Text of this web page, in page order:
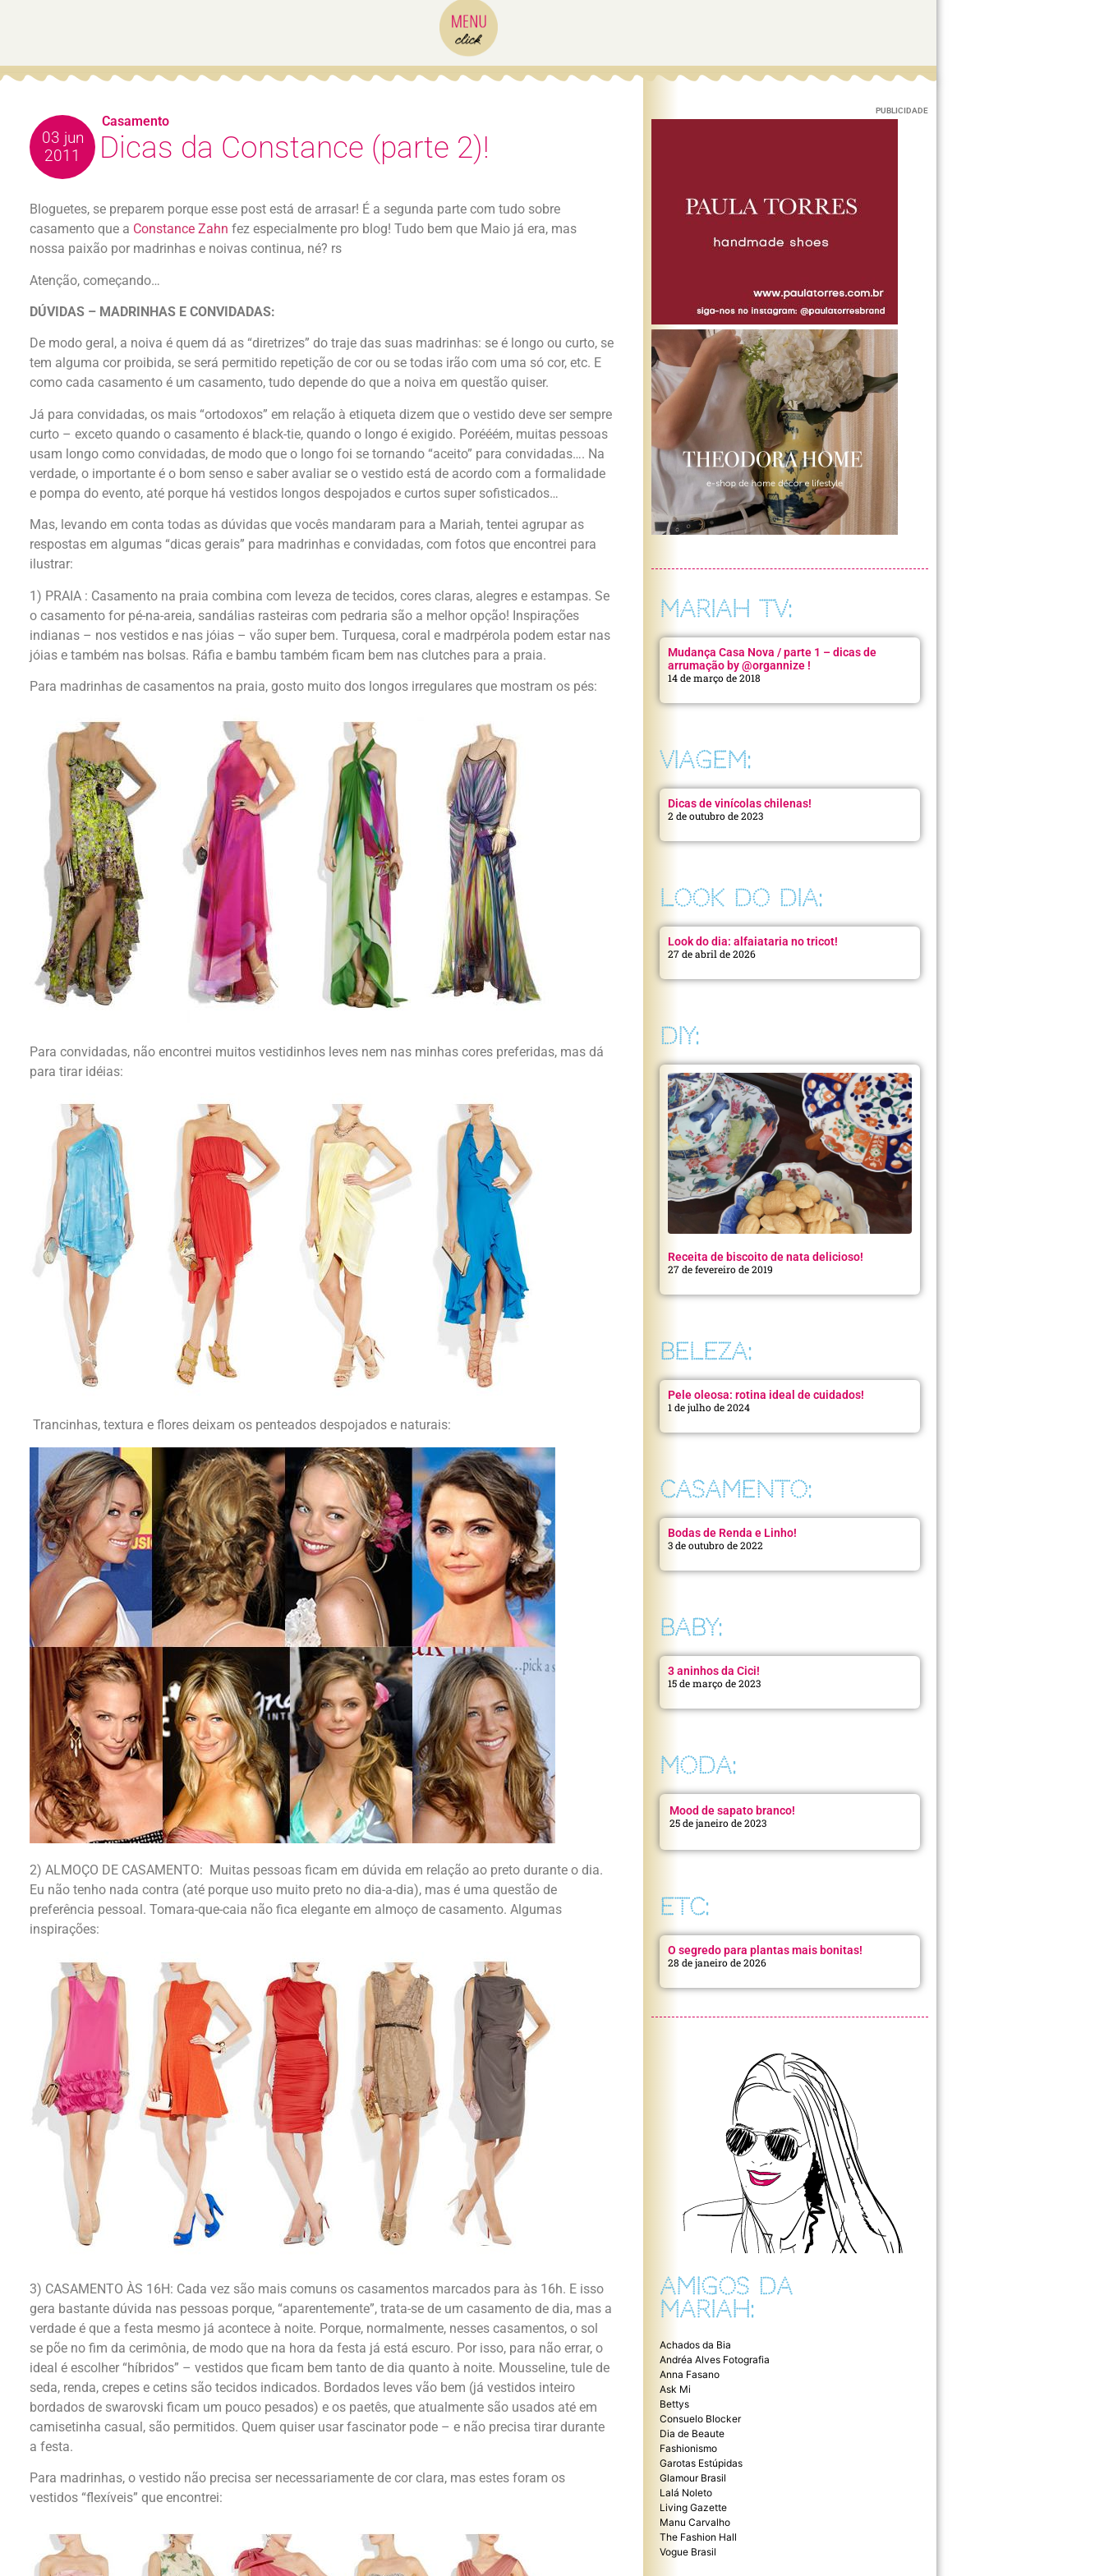
03 jun
2011
Dicas da Constance (parte 2)!
Bloguetes, se preparem porque esse post está de arrasar! É a segunda parte com tudo sobre
casamento que a Constance Zahn fez especialmente pro blog! Tudo bem que Maio já era, mas
nossa paixão por madrinhas e noivas continua, né? rs
Atenção, começando…
DÚVIDAS – MADRINHAS E CONVIDADAS:
De modo geral, a noiva é quem dá as “diretrizes” do traje das suas madrinhas: se é longo ou curto, se
tem alguma cor proibida, se será permitido repetição de cor ou se todas irão com uma só cor, etc. E
como cada casamento é um casamento, tudo depende do que a noiva em questão quiser.
Já para convidadas, os mais “ortodoxos” em relação à etiqueta dizem que o vestido deve ser sempre
curto – exceto quando o casamento é black-tie, quando o longo é exigido. Porééém, muitas pessoas
usam longo como convidadas, de modo que o longo foi se tornando “aceito” para convidadas…. Na
verdade, o importante é o bom senso e saber avaliar se o vestido está de acordo com a formalidade
e pompa do evento, até porque há vestidos longos despojados e curtos super sofisticados…
Mas, levando em conta todas as dúvidas que vocês mandaram para a Mariah, tentei agrupar as
respostas em algumas “dicas gerais” para madrinhas e convidadas, com fotos que encontrei para
ilustrar:
1) PRAIA : Casamento na praia combina com leveza de tecidos, cores claras, alegres e estampas. Se
o casamento for pé-na-areia, sandálias rasteiras com pedraria são a melhor opção! Inspirações
indianas – nos vestidos e nas jóias – vão super bem. Turquesa, coral e madrpérola podem estar nas
jóias e também nas bolsas. Ráfia e bambu também ficam bem nas clutches para a praia.
Para madrinhas de casamentos na praia, gosto muito dos longos irregulares que mostram os pés:
Para convidadas, não encontrei muitos vestidinhos leves nem nas minhas cores preferidas, mas dá
para tirar idéias:
Trancinhas, textura e flores deixam os penteados despojados e naturais:
2) ALMOÇO DE CASAMENTO: Muitas pessoas ficam em dúvida em relação ao preto durante o dia.
Eu não tenho nada contra (até porque uso muito preto no dia-a-dia), mas é uma questão de
preferência pessoal. Tomara-que-caia não fica elegante em almoço de casamento. Algumas
inspirações:
3) CASAMENTO ÀS 16H: Cada vez são mais comuns os casamentos marcados para às 16h. E isso
gera bastante dúvida nas pessoas porque, “aparentemente”, trata-se de um casamento de dia, mas a
verdade é que a festa mesmo já acontece à noite. Porque, normalmente, nesses casamentos, o sol
se põe no fim da cerimônia, de modo que na hora da festa já está escuro. Por isso, para não errar, o
ideal é escolher “híbridos” – vestidos que ficam bem tanto de dia quanto à noite. Mousseline, tule de
seda, renda, crepes e cetins são tecidos indicados. Bordados leves vão bem (já vestidos inteiro
bordados de swarovski ficam um pouco pesados) e os paetês, que atualmente são usados até em
camisetinha casual, são permitidos. Quem quiser usar fascinator pode – e não precisa tirar durante
a festa.
Para madrinhas, o vestido não precisa ser necessariamente de cor clara, mas estes foram os
vestidos “flexíveis” que encontrei:
Casamento
PUBLICIDADE
MARIAH TV:
Mudança Casa Nova / parte 1 – dicas de
arrumação by @organnize !
14 de março de 2018
VIAGEM:
Dicas de vinícolas chilenas!
2 de outubro de 2023
LOOK DO DIA:
Look do dia: alfaiataria no tricot!
27 de abril de 2026
DIY:
Receita de biscoito de nata delicioso!
27 de fevereiro de 2019
BELEZA:
Pele oleosa: rotina ideal de cuidados!
1 de julho de 2024
CASAMENTO:
Bodas de Renda e Linho!
3 de outubro de 2022
BABY:
3 aninhos da Cici!
15 de março de 2023
MODA:
Mood de sapato branco!
25 de janeiro de 2023
ETC:
O segredo para plantas mais bonitas!
28 de janeiro de 2026
AMIGOS DA
MARIAH:
Achados da Bia
Andréa Alves Fotografia
Anna Fasano
Ask Mi
Bettys
Consuelo Blocker
Dia de Beaute
Fashionismo
Garotas Estúpidas
Glamour Brasil
Lalá Noleto
Living Gazette
Manu Carvalho
The Fashion Hall
Vogue Brasil